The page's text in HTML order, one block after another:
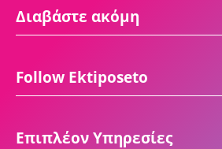
Διαβάστε ακόμη
Follow Ektiposeto
Επιπλέον Υπηρεσίες